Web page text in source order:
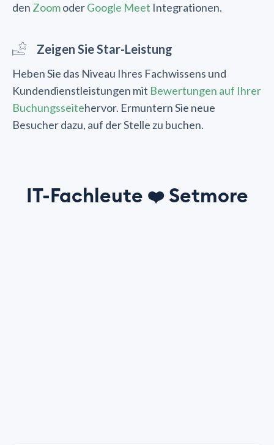
den ZoomoderGoogle Meet Integrationen.
Zeigen Sie Star-Leistung
Heben Sie das Niveau Ihres Fachwissens und
Kundendienstleistungen mit Bewertungen auf Ihrer
Buchungsseitehervor. Ermuntern Sie neue
Besucher dazu, auf der Stelle zu buchen.
IT-Fachleute ❤️ Setmore